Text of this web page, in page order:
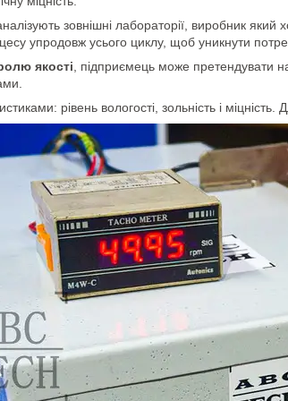
зовнішні лабораторії, виробник
упродовж усього циклу, щоб уникнути
якості, підприємець може претендувати на
рівень вологості, зольність і